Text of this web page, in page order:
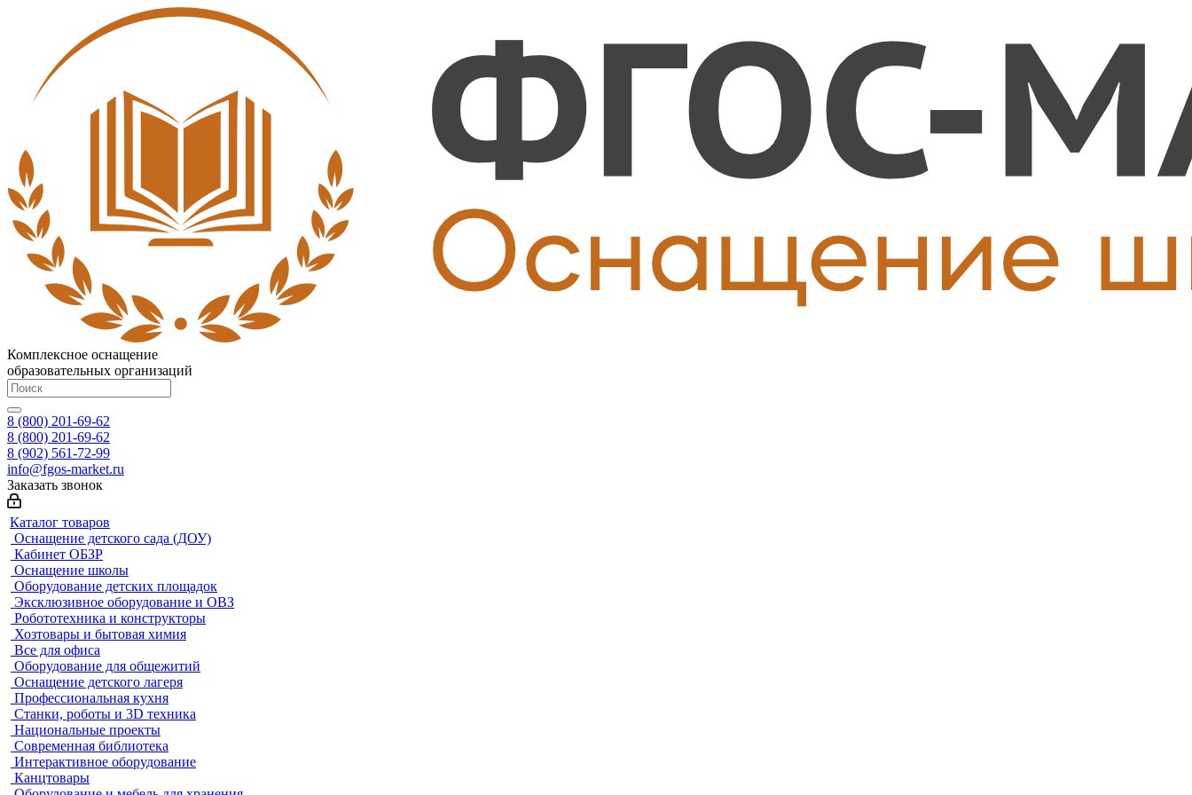
Комплексное оснащение
образовательных организаций
8 (800) 201-69-62
8 (800) 201-69-62
8 (902) 561-72-99
info@fgos-market.ru
Заказать звонок
Каталог товаров
Оснащение детского сада (ДОУ)
Кабинет ОБЗР
Оснащение школы
Оборудование детских площадок
Эксклюзивное оборудование и ОВЗ
Робототехника и конструкторы
Хозтовары и бытовая химия
Все для офиса
Оборудование для общежитий
Оснащение детского лагеря
Профессиональная кухня
Станки, роботы и 3D техника
Национальные проекты
Современная библиотека
Интерактивное оборудование
Канцтовары